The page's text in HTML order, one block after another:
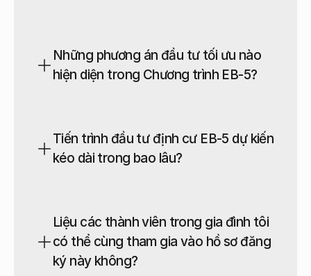
Đây là chương trình định cư danh giá của Chính phủ
sự phát triển thịnh vượng của nền kinh tế Mỹ.
Mức đầu tư tối thiểu được áp dụng từ 800.000 USD
đối với các dự án tọa lạc tại Khu vực Tạo Việc làm
Những phương án đầu tư tối ưu nào
hiện diện trong Chương trình EB-5?
Tiến trình đầu tư định cư EB-5 dự kiến
kéo dài trong bao lâu?
Liệu các thành viên trong gia đình tôi
có thể cùng tham gia vào hồ sơ đăng
ký này không?